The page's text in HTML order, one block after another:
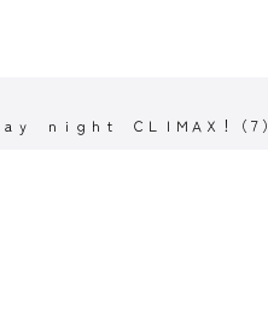
ｙ ｎｉｇｈｔ ＣＬＩＭＡＸ！（７）